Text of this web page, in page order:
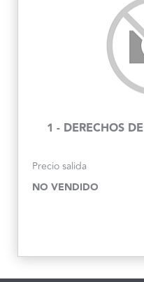
1 - DERECHOS
Precio salida
NO VENDIDO